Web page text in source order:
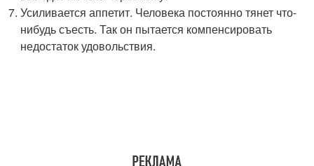
Усиливается аппетит. Человека постоянно тянет что-
нибудь съесть. Так он пытается компенсировать
недостаток удовольствия.